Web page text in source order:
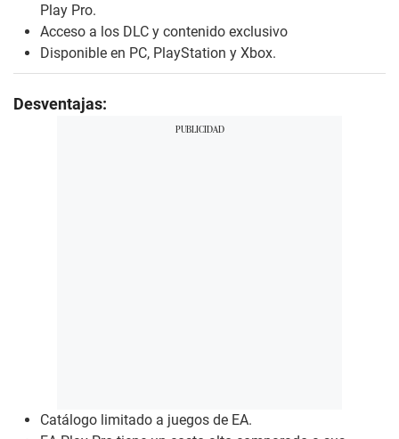
Play Pro.
Acceso a los DLC y contenido exclusivo
Disponible en PC, PlayStation y Xbox.
Desventajas:
Catálogo limitado a juegos de EA.